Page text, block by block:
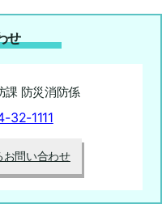
せ
課 防災消防係
32-1111
お問い合わせ